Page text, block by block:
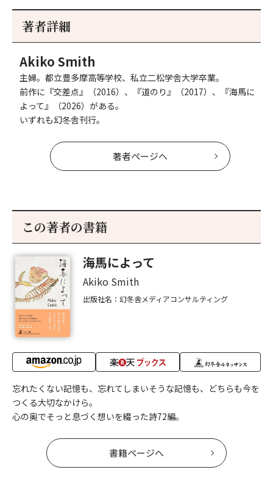
記
新
著者詳細
Akiko Smith
主婦。都立豊多摩高等学校、私立二松学舎大学卒業。
前作に『交差点』（2016）、『道のり』（2017）、『海馬に
よって』（2026）がある。
いずれも幻冬舎刊行。
著者ページへ
この著者の書籍
海馬によって
Akiko Smith
出版社名：幻冬舎メディアコンサルティング
忘れたくない記憶も、忘れてしまいそうな記憶も、どちらも今を
つくる大切なかけら。
心の奥でそっと息づく想いを綴った詩72編。
書籍ページへ